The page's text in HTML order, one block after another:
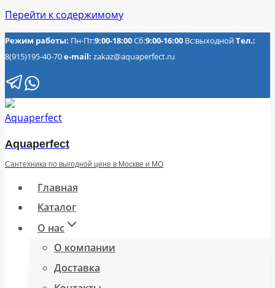
Перейти к содержимому
Режим работы: Пн-Пт:9:00-18:00Сб:9:00-16:00 Вс:выходнойТел.:
8(915)195-40-70e-mail: zakaz@aquaperfect.ru
Aquaperfect
Сантехника по выгодной цене в Москве и МО
Главная
Каталог
О нас
О компании
Доставка